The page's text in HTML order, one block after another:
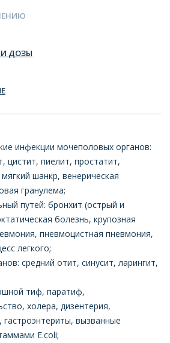
ДОЗЫ
инфекции мочеполовых органов:
цистит, пиелит, простатит,
шанкр, венерическая
гранулема;
путей: бронхит (острый и
болезнь, крупозная
пневмоцистная пневмония,
легкого;
средний отит, синусит, ларингит,
тиф, паратиф,
холера, дизентерия,
гастроэнтериты, вызванные
E.coli;